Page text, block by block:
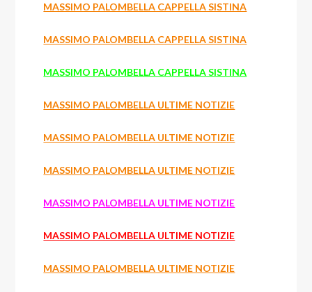
MASSIMO PALOMBELLA CAPPELLA SISTINA
MASSIMO PALOMBELLA CAPPELLA SISTINA
MASSIMO PALOMBELLA CAPPELLA SISTINA
MASSIMO PALOMBELLA ULTIME NOTIZIE
MASSIMO PALOMBELLA ULTIME NOTIZIE
MASSIMO PALOMBELLA ULTIME NOTIZIE
MASSIMO PALOMBELLA ULTIME NOTIZIE
MASSIMO PALOMBELLA ULTIME NOTIZIE
MASSIMO PALOMBELLA ULTIME NOTIZIE